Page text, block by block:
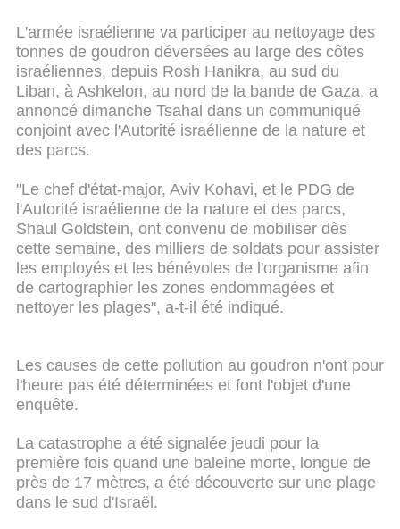
L'armée israélienne va participer au nettoyage des
tonnes de goudron déversées au large des côtes
israéliennes, depuis Rosh Hanikra, au sud du
Liban, à Ashkelon, au nord de la bande de Gaza, a
annoncé dimanche Tsahal dans un communiqué
conjoint avec l'Autorité israélienne de la nature et
des parcs.
"Le chef d'état-major, Aviv Kohavi, et le PDG de
l'Autorité israélienne de la nature et des parcs,
Shaul Goldstein, ont convenu de mobiliser dès
cette semaine, des milliers de soldats pour assister
les employés et les bénévoles de l'organisme afin
de cartographier les zones endommagées et
nettoyer les plages", a-t-il été indiqué.
Les causes de cette pollution au goudron n'ont pour
l'heure pas été déterminées et font l'objet d'une
enquête.
La catastrophe a été signalée jeudi pour la
première fois quand une baleine morte, longue de
près de 17 mètres, a été découverte sur une plage
dans le sud d'Israël.